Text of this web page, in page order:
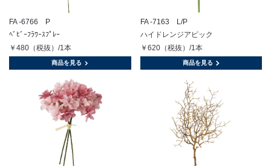
FA -6766 P
ﾍﾞﾋﾞｰﾌﾗﾜｰｽﾌﾟﾚｰ
￥480（税抜）/1本
商品を見る
FA -7163 L/P
ハイドレンジアピック
￥620（税抜）/1本
商品を見る